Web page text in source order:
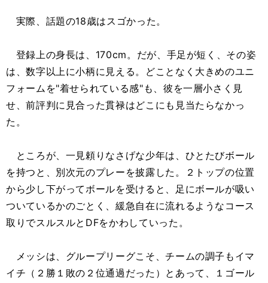
実際、話題の18歳はスゴかった。
登録上の身長は、170cm。だが、手足が短く、その姿
は、数字以上に小柄に見える。どことなく大きめのユニ
フォームを"着せられている感"も、彼を一層小さく見
せ、前評判に見合った貫禄はどこにも見当たらなかっ
た。
ところが、一見頼りなさげな少年は、ひとたびボール
を持つと、別次元のプレーを披露した。２トップの位置
から少し下がってボールを受けると、足にボールが吸い
ついているかのごとく、緩急自在に流れるようなコース
取りでスルスルとDFをかわしていった。
メッシは、グループリーグこそ、チームの調子もイマ
イチ（２勝１敗の２位通過だった）とあって、１ゴール